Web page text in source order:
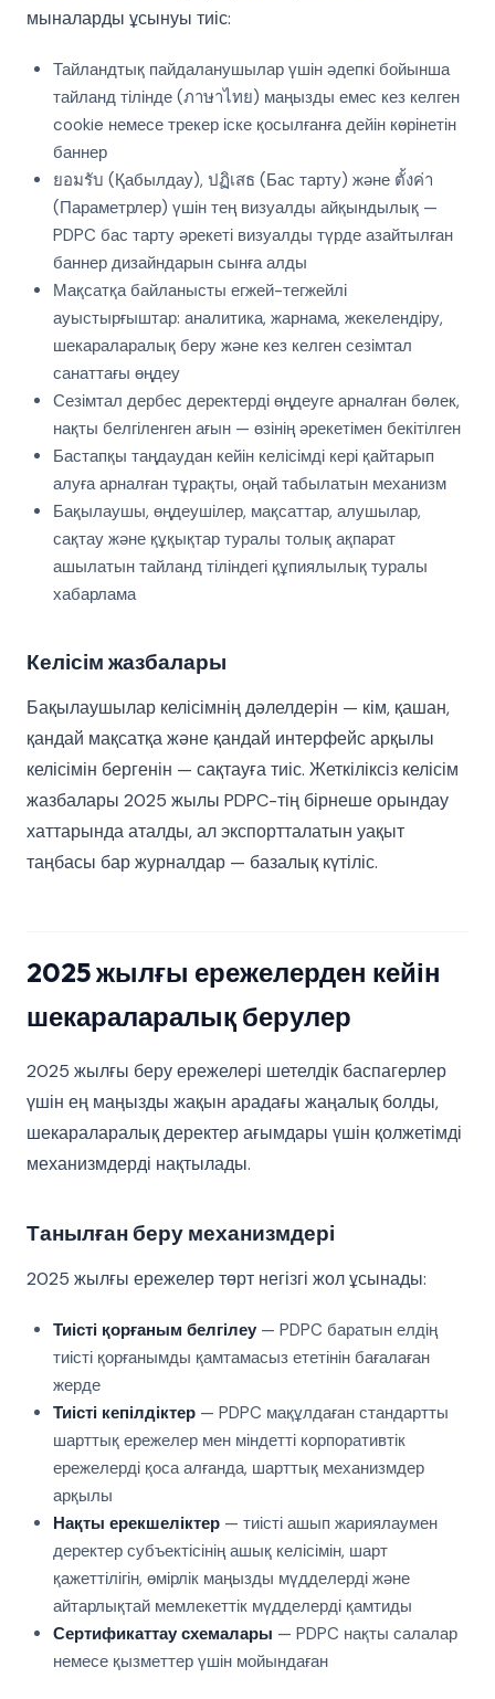
мыналарды ұсынуы тиіс:
Тайландтық пайдаланушылар үшін әдепкі бойынша
тайланд тілінде (ภาษาไทย) маңызды емес кез келген
cookie немесе трекер іске қосылғанға дейін көрінетін
баннер
ยอมรับ (Қабылдау), ปฏิเสธ (Бас тарту) және ตั้งค่า
(Параметрлер) үшін тең визуалды айқындылық —
PDPC бас тарту әрекеті визуалды түрде азайтылған
баннер дизайндарын сынға алды
Мақсатқа байланысты егжей-тегжейлі
ауыстырғыштар: аналитика, жарнама, жекелендіру,
шекараларалық беру және кез келген сезімтал
санаттағы өңдеу
Сезімтал дербес деректерді өңдеуге арналған бөлек,
нақты белгіленген ағын — өзінің әрекетімен бекітілген
Бастапқы таңдаудан кейін келісімді кері қайтарып
алуға арналған тұрақты, оңай табылатын механизм
Бақылаушы, өңдеушілер, мақсаттар, алушылар,
сақтау және құқықтар туралы толық ақпарат
ашылатын тайланд тіліндегі құпиялылық туралы
хабарлама
Келісім жазбалары
Бақылаушылар келісімнің дәлелдерін — кім, қашан,
қандай мақсатқа және қандай интерфейс арқылы
келісімін бергенін — сақтауға тиіс. Жеткіліксіз келісім
жазбалары 2025 жылы PDPC-тің бірнеше орындау
хаттарында аталды, ал экспортталатын уақыт
таңбасы бар журналдар — базалық күтіліс.
2025 жылғы ережелерден кейін
шекараларалық берулер
2025 жылғы беру ережелері шетелдік баспагерлер
үшін ең маңызды жақын арадағы жаңалық болды,
шекараларалық деректер ағымдары үшін қолжетімді
механизмдерді нақтылады.
Танылған беру механизмдері
2025 жылғы ережелер төрт негізгі жол ұсынады:
Тиісті қорғаным белгілеу — PDPC баратын елдің
тиісті қорғанымды қамтамасыз ететінін бағалаған
жерде
Тиісті кепілдіктер — PDPC мақұлдаған стандартты
шарттық ережелер мен міндетті корпоративтік
ережелерді қоса алғанда, шарттық механизмдер
арқылы
Нақты ерекшеліктер — тиісті ашып жариялаумен
деректер субъектісінің ашық келісімін, шарт
қажеттілігін, өмірлік маңызды мүдделерді және
айтарлықтай мемлекеттік мүдделерді қамтиды
Сертификаттау схемалары — PDPC нақты салалар
немесе қызметтер үшін мойындаған